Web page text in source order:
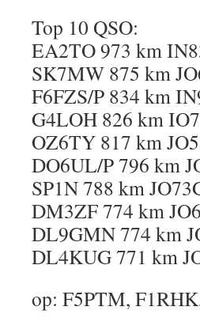
Top 10 QSO:
EA2TO 973 km
SK7MW 875 km
F6FZS/P 834 km
G4LOH 826 km
OZ6TY 817 km
DO6UL/P 796 km
SP1N 788 km
DM3ZF 774 km
DL9GMN 774 km
DL4KUG 771 km
op: F5PTM,